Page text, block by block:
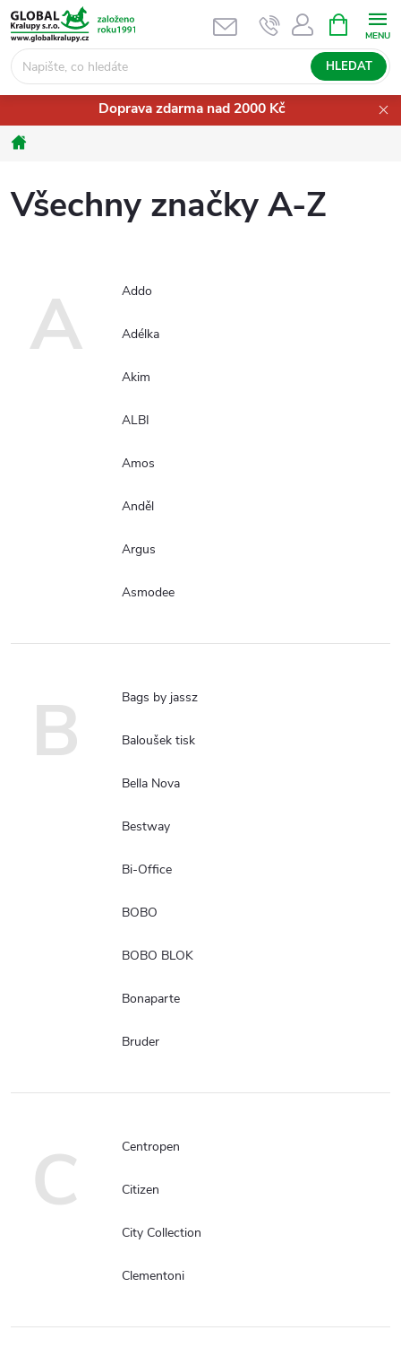
Přejít
na
obsah
HLEDAT
NÁKUPNÍ
KOŠÍK
Doprava zdarma nad 2000 Kč
Domů
Všechny značky A-Z
A Addo
Adélka
Akim
ALBI
Amos
Anděl
Argus
Asmodee
B Bags by jassz
Baloušek tisk
Bella Nova
Bestway
Bi-Office
BOBO
BOBO BLOK
Bonaparte
Bruder
C Centropen
Citizen
City Collection
Clementoni